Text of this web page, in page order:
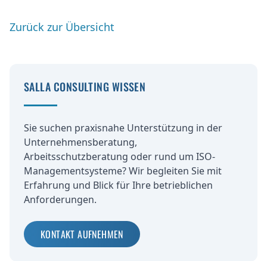
Zurück zur Übersicht
SALLA CONSULTING WISSEN
Sie suchen praxisnahe Unterstützung in der
Unternehmensberatung,
Arbeitsschutzberatung oder rund um ISO-
Managementsysteme? Wir begleiten Sie mit
Erfahrung und Blick für Ihre betrieblichen
Anforderungen.
KONTAKT AUFNEHMEN